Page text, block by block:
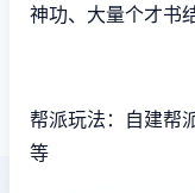
神功、大量个才书
帮派玩法：自建帮
等